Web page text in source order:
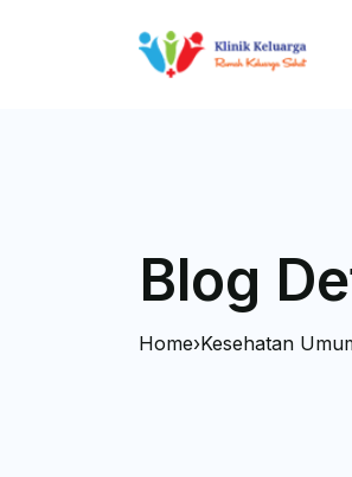
Blog
Home›Kesehatan